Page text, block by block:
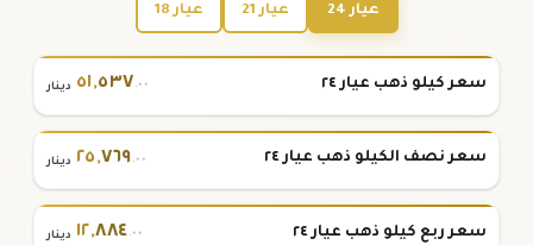
عيار 24 عيار 21 عيار 18
سعر كيلو ذهب عيار ٢٤ ٥١,٥٣٧.٠٠ دينار
سعر نصف الكيلو ذهب عيار ٢٤ ٢٥,٧٦٩.٠٠ دينار
سعر ربع كيلو ذهب عيار ٢٤ ١٢,٨٨٤.٠٠ دينار